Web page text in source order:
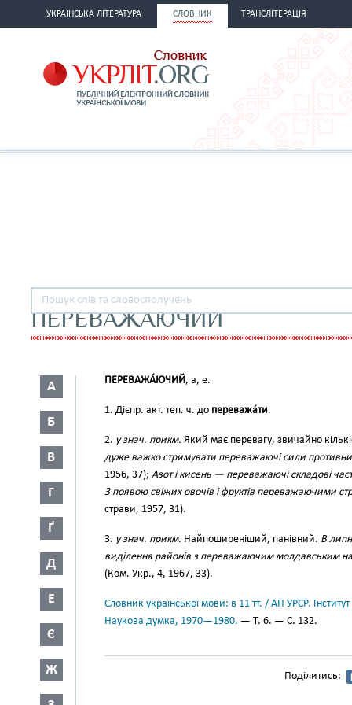
УКРАЇНСЬКА ЛІТЕРАТУРА СЛОВНИК ТРАНСЛІТЕРАЦІЯ
ПЕРЕВАЖАЮЧИЙ
А
Б
В
Г
Ґ
Д
Е
Є
Ж
ПЕРЕВАЖА́ЮЧИЙ, а, е.
1. Дієпр. акт. теп. ч. до переважа́ти.
2. у знач. прикм. Який має перевагу, звичайно
дуже важко стримувати переважаючі сили
1956, 37); Азот і кисень — переважаючі складові
З появою свіжих овочів і фруктів переважаючими
страви, 1957, 31).
3. у знач. прикм. Найпоширеніший, панівний. В
виділення районів з переважаючим молдавським
(Ком. Укр., 4, 1967, 33).
Словник української мови: в 11 тт. / АН УРСР.
Наукова думка, 1970—1980. — Т. 6. — С. 132.
Поділитись: